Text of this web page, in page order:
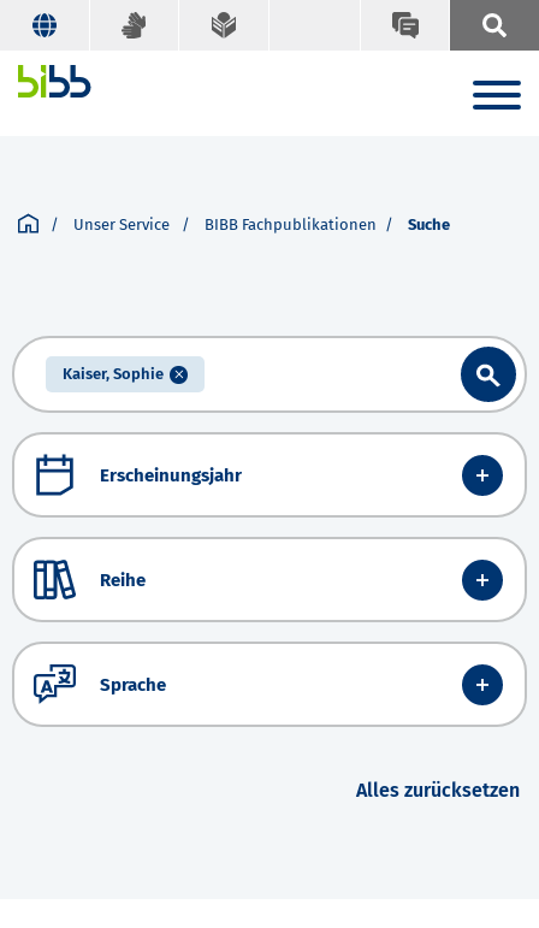
Unser Service BIBB Fachpublikationen Suche
Kaiser, Sophie
Erscheinungsjahr
Reihe
Sprache
Alles zurücksetzen